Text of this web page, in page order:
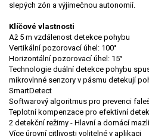
slepých zón a výjimečnou autonomií.
Klíčové vlastnosti
Až 5 m vzdálenost detekce pohybu
Vertikální pozorovací úhel: 100°
Horizontální pozorovací úhel: 15°
Technologie duální detekce pohybu
mikrovlnné senzory v pásmu detekují
SmartDetect
Softwarový algoritmus pro prevenci
Teplotní kompenzace pro efektivní
2 detekční režimy - Hlavní a domácí
Více úrovní citlivosti volitelné v aplikaci